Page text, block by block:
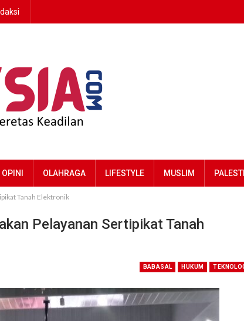
OPINI OLAHRAGA LIFESTYLE MUSLIM
Tanah Elektronik
Pelayanan Sertipikat Tanah
BABASAL HUKUM